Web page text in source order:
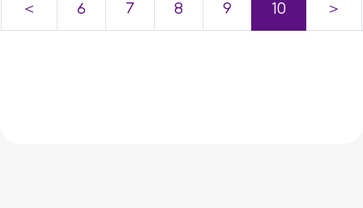
＜ 6 7 8 9 10 ＞